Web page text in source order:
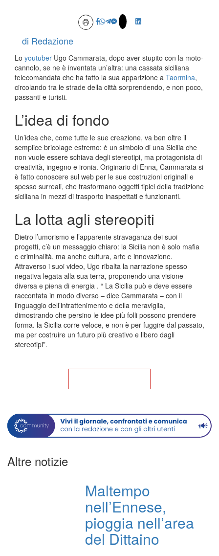
di Redazione
Lo youtuber Ugo Cammarata, dopo aver stupito con la moto-
cannolo, se ne è inventata un’altra: una cassata siciliana
telecomandata che ha fatto la sua apparizione a Taormina,
circolando tra le strade della città sorprendendo, e non poco,
passanti e turisti.
L’idea di fondo
Un’idea che, come tutte le sue creazione, va ben oltre il
semplice bricolage estremo: è un simbolo di una Sicilia che
non vuole essere schiava degli stereotipi, ma protagonista di
creatività, ingegno e ironia. Originario di Enna, Cammarata si
è fatto conoscere sul web per le sue costruzioni originali e
spesso surreali, che trasformano oggetti tipici della tradizione
siciliana in mezzi di trasporto inaspettati e funzionanti.
La lotta agli stereopiti
Dietro l’umorismo e l’apparente stravaganza dei suoi
progetti, c’è un messaggio chiaro: la Sicilia non è solo mafia
e criminalità, ma anche cultura, arte e innovazione.
Attraverso i suoi video, Ugo ribalta la narrazione spesso
negativa legata alla sua terra, proponendo una visione
diversa e piena di energia . “ La Sicilia può e deve essere
raccontata in modo diverso – dice Cammarata – con il
linguaggio dell’intrattenimento e della meraviglia,
dimostrando che persino le idee più folli possono prendere
forma. la Sicilia corre veloce, e non è per fuggire dal passato,
ma per costruire un futuro più creativo e libero dagli
stereotipi”.
Altre notizie
Maltempo
nell’Ennese,
pioggia nell’area
del Dittaino